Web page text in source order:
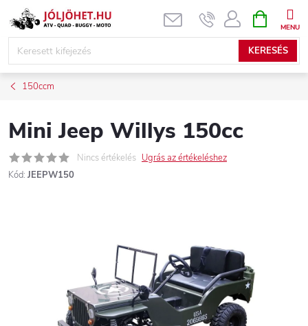
Ugrás
KERESÉS
KOSÁR
150ccm
Mini Jeep Willys 150cc
Nincs értékelés Ugrás az értékeléshez
Kód: JEEPW150